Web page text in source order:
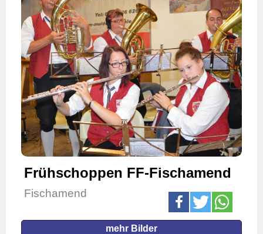
Frühschoppen FF-Fischamend
Fischamend
mehr Bilder